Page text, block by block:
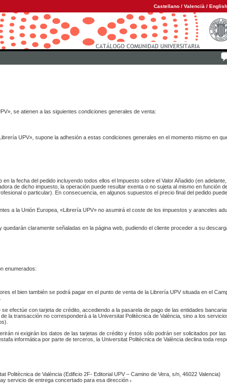
Castellano / Valencià / English
se atienen a las siguientes condiciones generales de venta:
UPV», supone la adhesión a estas condiciones generales en el momento mismo en
la fecha del pedido incluyendo todos ellos el Impuesto sobre el Valor Añadido (en adelante,
de dicho impuesto, la operación puede resultar exenta o no sujeta al mismo en función
o particular). En consecuencia, en algunos supuestos el precio final del pedido
a la Unión Europea, «Librería UPV» no asumirá el coste de los impuestos y aranceles
claramente señaladas en la página web, pudiendo el cliente proceder a su
enumerados:
el bien también se podrá pagar en el punto de venta de la Librería UPV situada en el
efectúe con tarjeta de crédito, accediendo a la pasarela de pago de las entidades
la transacción no corresponderá a la Universitat Politècnica de València, sino a los
ni exigirán los datos de las tarjetas de crédito y éstos sólo podrán ser solicitados por las
informática por parte de terceros, la Universitat Politècnica de València declina toda
Politècnica de València (Edificio 2F- Editorial UPV – Camino de Vera, s/n, 46022 Valencia)
servicio de entrega concertado para esa dirección .